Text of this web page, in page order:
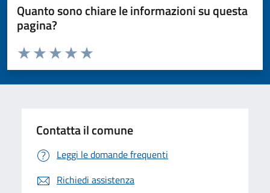
Quanto sono chiare le informazioni su questa
pagina?
Valuta da 1 a 5 stelle la pagina
Valuta 5 stelle su 5
Valuta 4 stelle su 5
Valuta 3 stelle su 5
Valuta 2 stelle su 5
Valuta 1 stelle su 5
Contatta il comune
Leggi le domande frequenti
Richiedi assistenza